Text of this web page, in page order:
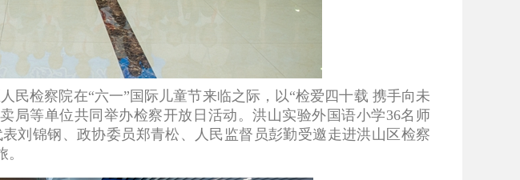
检察院在“六一”国际儿童节来临之际，以“检爱四十载 携手向未
局等单位共同举办检察开放日活动。洪山实验外国语小学36名师
刘锦钢、政协委员郑青松、人民监督员彭勤受邀走进洪山区检察